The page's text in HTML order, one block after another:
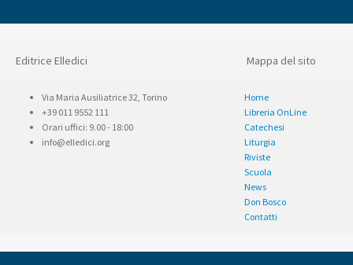
Editrice Elledici Mappa del sito
Via Maria Ausiliatrice 32, Torino
+39 011 9552 111
Orari uffici: 9.00 - 18:00
info@elledici.org
Home
Libreria OnLine
Catechesi
Liturgia
Riviste
Scuola
News
Don Bosco
Contatti